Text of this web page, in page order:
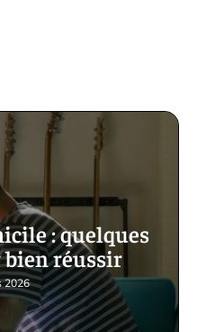
: quelques
réussir
2026